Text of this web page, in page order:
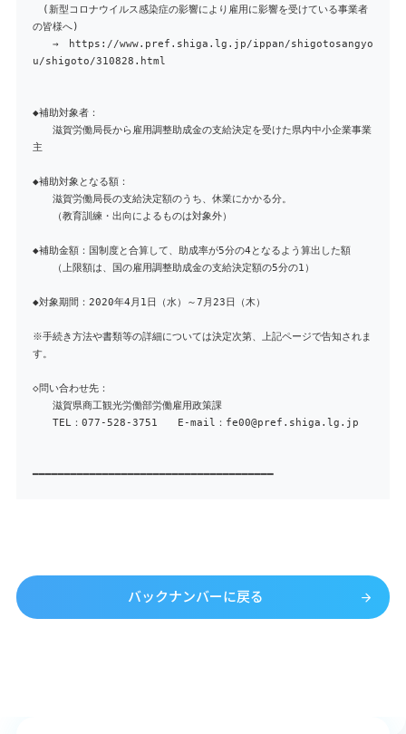
(新型コロナウイルス感染症の影響により雇用に影響を受けている事業者
の皆様へ)
→ https://www.pref.shiga.lg.jp/ippan/shigotosangyo
u/shigoto/310828.html
◆補助対象者：
滋賀労働局長から雇用調整助成金の支給決定を受けた県内中小企業事業
主
◆補助対象となる額：
滋賀労働局長の支給決定額のうち、休業にかかる分。
（教育訓練・出向によるものは対象外）
◆補助金額：国制度と合算して、助成率が5分の4となるよう算出した額
（上限額は、国の雇用調整助成金の支給決定額の5分の1）
◆対象期間：2020年4月1日（水）～7月23日（木）
※手続き方法や書類等の詳細については決定次第、上記ページで告知されま
す。
◇問い合わせ先：
滋賀県商工観光労働部労働雇用政策課
TEL：077-528-3751 E-mail：fe00@pref.shiga.lg.jp
━━━━━━━━━━━━━━━━━━━━━━━━━━━━━━━━━━━━━━
バックナンバーに戻る